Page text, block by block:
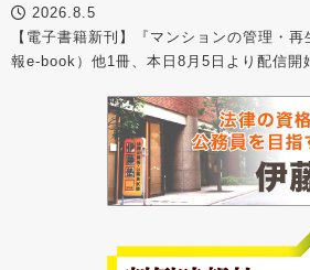
2026.8.5
【電子書籍新刊】『マンションの管理・
報e-book）他1冊、本日8月5日より配信開